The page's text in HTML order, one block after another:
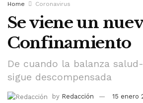
Home Coronavirus
Se viene un
Confinamiento
De cuando la balanza
sigue descompensada
by Redacción
15 enero